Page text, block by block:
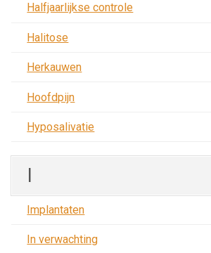
Halfjaarlijkse controle
Halitose
Herkauwen
Hoofdpijn
Hyposalivatie
I
Implantaten
In verwachting